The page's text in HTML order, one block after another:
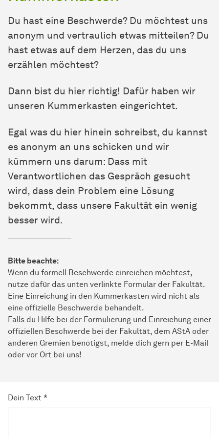
Du hast eine Beschwerde? Du möchtest uns
anonym und vertraulich etwas mitteilen? Du
hast etwas auf dem Herzen, das du uns
erzählen möchtest?
Dann bist du hier richtig! Dafür haben wir
unseren Kummerkasten eingerichtet.
Egal was du hier hinein schreibst, du kannst
es anonym an uns schicken und wir
kümmern uns darum: Dass mit
Verantwortlichen das Gespräch gesucht
wird, dass dein Problem eine Lösung
bekommt, dass unsere Fakultät ein wenig
besser wird.
Bitte beachte:
Wenn du formell Beschwerde einreichen möchtest,
nutze dafür das unten verlinkte Formular der Fakultät.
Eine Einreichung in den Kummerkasten wird nicht als
eine offizielle Beschwerde behandelt.
Falls du Hilfe bei der Formulierung und Einreichung einer
offiziellen Beschwerde bei der Fakultät, dem AStA oder
anderen Gremien benötigst, melde dich gern per E-Mail
oder vor Ort bei uns!
Dein Text *